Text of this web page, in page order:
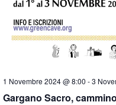
Gargano Sacro,
1 Novembre 2024 @ 8:00 -3